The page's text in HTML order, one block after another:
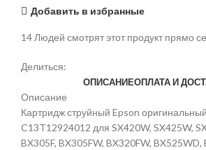
Добавить в избранные
14Людей смотрят этот продукт прямо
Делиться:
ОПИСАНИЕОПЛАТА И
Описание
Картридж струйный Epson
C13T12924012 для SX420W, SX425W,
BX305F, BX305FW, BX320FW, BX525WD,